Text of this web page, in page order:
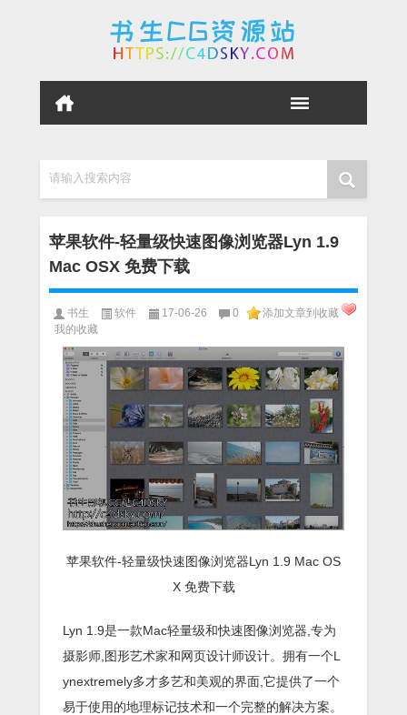
请输入搜索内容
苹果软件-轻量级快速图像浏览器Lyn 1.9
Mac OSX 免费下载
书生 软件 17-06-26 0
添加文章到收藏
我的收藏
苹果软件-轻量级快速图像浏览器Lyn 1.9 Mac OS
X 免费下载
Lyn 1.9是一款Mac轻量级和快速图像浏览器,专为
摄影师,图形艺术家和网页设计师设计。拥有一个L
ynextremely多才多艺和美观的界面,它提供了一个
易于使用的地理标记技术和一个完整的解决方案。